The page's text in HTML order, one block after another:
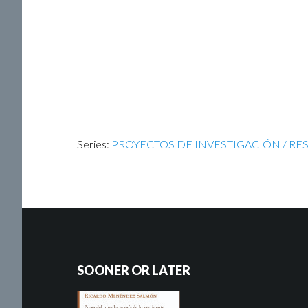
Series: PROYECTOS DE INVESTIGACIÓN /
SOONER OR LATER